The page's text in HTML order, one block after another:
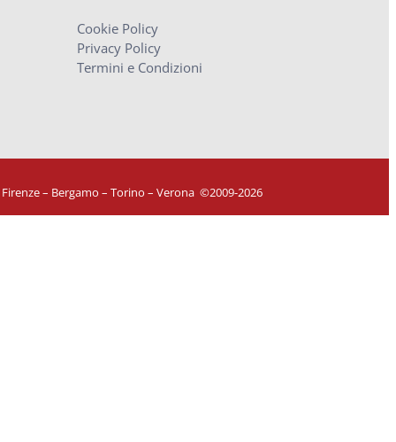
Cookie Policy
Privacy Policy
Termini e Condizioni
– Bergamo – Torino – Verona ©2009-2026